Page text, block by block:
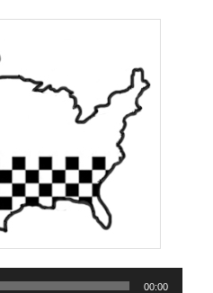
00:00